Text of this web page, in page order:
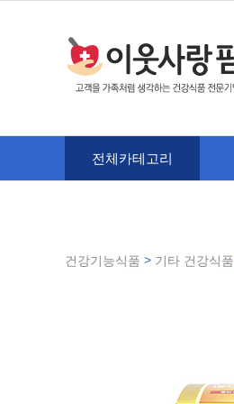
전체카테고리
건강기능식품 > 기타 건강식품